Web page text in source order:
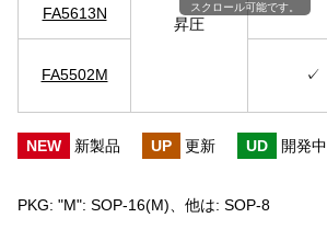
昇圧
FA5613N
FA5502M ✓
スクロール可能です。
NEW 新製品 UP 更新 UD 開発中
PKG: "M": SOP-16(M)、他は: SOP-8